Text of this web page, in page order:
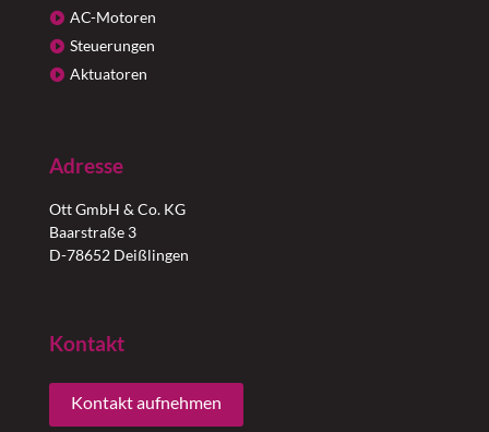
AC-Motoren
Steuerungen
Aktuatoren
Adresse
Ott GmbH & Co. KG
Baarstraße 3
D-78652 Deißlingen
Kontakt
Kontakt aufnehmen